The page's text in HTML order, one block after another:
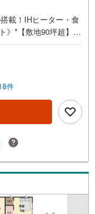
載！IHヒーター・食
》*【敷地90坪超】南
る4LDK*浴室乾燥
設備も勢ぞろい○《教
2321m）*涌谷中学
歩14分（1066m）
店 徒歩14分（1068
）*ヨークベニマ
件